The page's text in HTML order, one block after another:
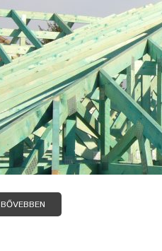
BŐVEBBEN